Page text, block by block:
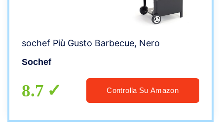
sochef Più Gusto Barbecue, Nero
Sochef
8.7 Controlla Su Amazon